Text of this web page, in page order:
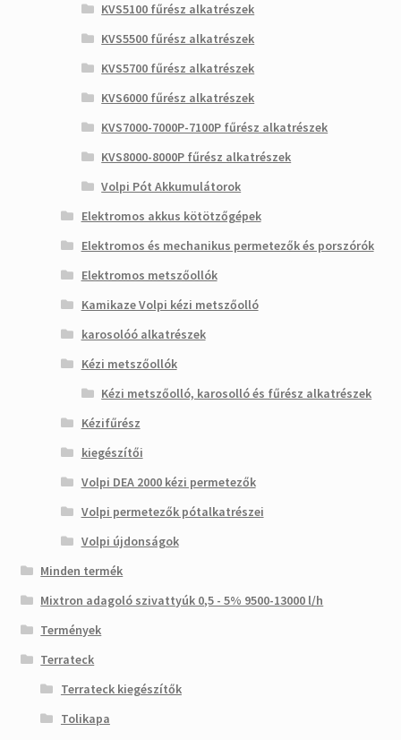
KVS5100 fűrész alkatrészek
KVS5500 fűrész alkatrészek
KVS5700 fűrész alkatrészek
KVS6000 fűrész alkatrészek
KVS7000-7000P-7100P fűrész alkatrészek
KVS8000-8000P fűrész alkatrészek
Volpi Pót Akkumulátorok
Elektromos akkus kötötzőgépek
Elektromos és mechanikus permetezők és porszórók
Elektromos metszőollók
Kamikaze Volpi kézi metszőolló
karosolóó alkatrészek
Kézi metszőollók
Kézi metszőolló, karosolló és fűrész alkatrészek
Kézifűrész
kiegészítői
Volpi DEA 2000 kézi permetezők
Volpi permetezők pótalkatrészei
Volpi újdonságok
Minden termék
Mixtron adagoló szivattyúk 0,5 - 5% 9500-13000 l/h
Termények
Terrateck
Terrateck kiegészítők
Tolikapa